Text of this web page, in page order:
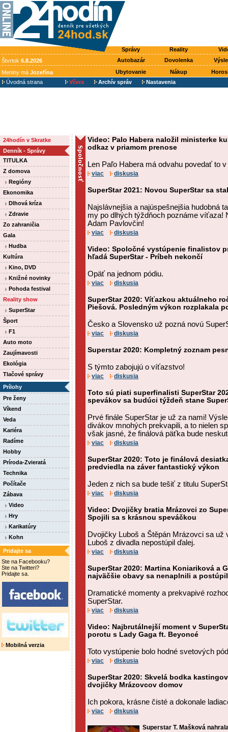
Správy Reality
Štvrtok 6.8.2026 Autobazár Dovolenka
Meniny má Jozefína Ubytovanie Nákup
Úvodná strana
Včera Archív správ Nastavenia
24hodín v Skratke
Denník - Správy
TITULKA
Z domova
Regióny
Ekonomika
Dlhová kríza
Zdravie
Zo zahraničia
Gala
Hudba
Kultúra
Kino, DVD
Knižné novinky
Pohoda festival
Reality show
SuperStar
Šport
F1
Auto moto
Zaujímavosti
Ekológia
Tlačové správy
Prílohy
Pre ženy
Víkend
Veda
Kariéra
Radíme
Hobby
Príroda-Zvieratá
Technika
Počítače
Zábava
Video
Hry
Karikatúry
Kohn
Pridajte sa
Ste na Facebooku?
Ste na Twitteri?
Pridajte sa.
Mobilná verzia
Video: Palo Habera naložil ministerke
odkaz v priamom prenose
Len Paľo Habera má odvahu povedať to
viac diskusia
SuperStar 2021: Novou SuperStar sa
Najslávnejšia a najúspešnejšia hudobná
my po dlhých týždňoch poznáme víťaza!
Adam Pavlovčin!
viac diskusia
Video: Spoločné vystúpenie finalistov
hľadá SuperStar - Príbeh nekončí
Opäť na jednom pódiu.
viac diskusia
SuperStar 2020: Víťazkou aktuálneho
Piešová. Posledným výkon rozplakala
Česko a Slovensko už pozná novú
viac diskusia
Superstar 2020: Kompletný zoznam
S týmto zabojujú o víťazstvo!
viac diskusia
Toto sú piati superfinalisti SuperStar
spevákov sa budúci týždeň stane
Prvé finále SuperStar je už za nami!
divákov mnohých prekvapili, a to nielen
však jasné, že finálová päťka bude
viac diskusia
SuperStar 2020: Toto je finálová
predviedla na záver fantastický výkon
Jeden z nich sa bude tešiť z titulu
viac diskusia
Video: Dvojičky bratia Mrázovci zo
Spojili sa s krásnou speváčkou
Dvojičky Luboš a Štěpán Mrázovci sa už
Luboš z divadla nepostúpil ďalej.
viac diskusia
SuperStar 2020: Martina Koniariková a
najväčšie obavy sa nenaplnili a
Dramatické momenty a prekvapivé
SuperStar.
viac diskusia
Video: Najbrutálnejší moment v
porotu s Lady Gaga ft. Beyoncé
Toto vystúpenie bolo hodné svetových
viac diskusia
SuperStar 2020: Skvelá bodka
dvojičky Mrázovcov domov
Ich pokora, krásne čisté a dokonale
viac diskusia
Superstar T. Mašková